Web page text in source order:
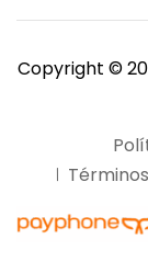
Copyright ©